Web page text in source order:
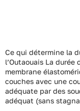
Ce qui détermine la
l’Outaouais La durée
membrane
couches avec une
adéquate par des
adéquat (sans